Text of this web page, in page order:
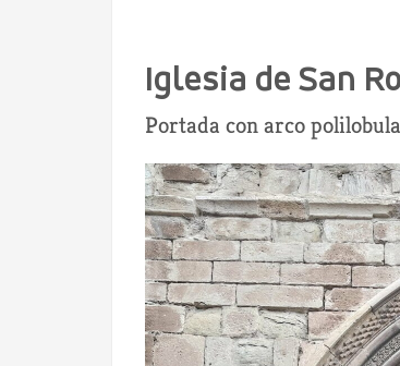
Iglesia de San
Portada con arco